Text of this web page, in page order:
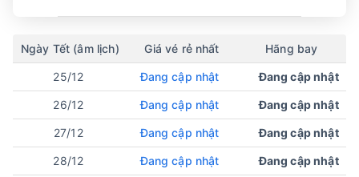
Ngày Tết (âm lịch) Giá vé rẻ nhất Hãng bay
25/12 Đang cập nhật Đang cập nhật
26/12 Đang cập nhật Đang cập nhật
27/12 Đang cập nhật Đang cập nhật
28/12 Đang cập nhật Đang cập nhật